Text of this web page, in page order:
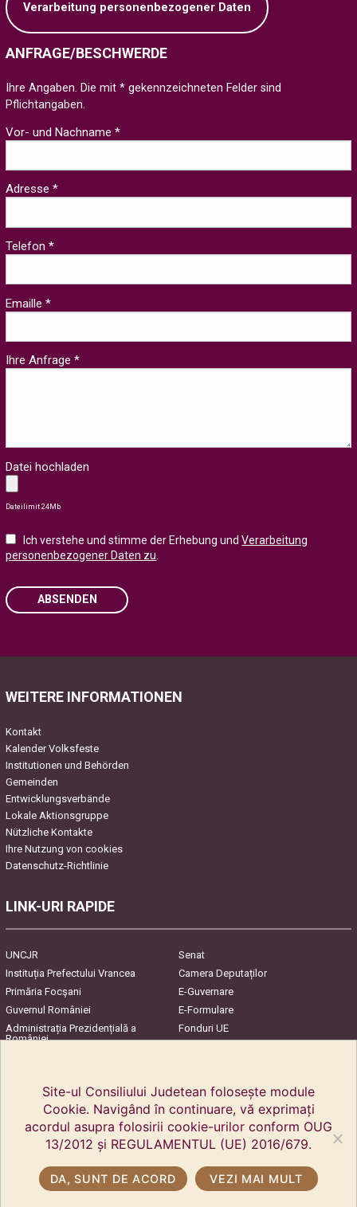
Verarbeitung personenbezogener Daten
ANFRAGE/BESCHWERDE
Ihre Angaben. Die mit * gekennzeichneten Felder sind
Pflichtangaben.
Vor- und Nachname *
Adresse *
Telefon *
Emaille *
Ihre Anfrage *
Datei hochladen
Dateilimit 24Mb
Ich verstehe und stimme der Erhebung undVerarbeitung
personenbezogener Daten zu
ABSENDEN
WEITERE INFORMATIONEN
Kontakt
Kalender Volksfeste
Institutionen und Behörden
Gemeinden
Entwicklungsverbände
Lokale Aktionsgruppe
Nützliche Kontakte
Ihre Nutzung von cookies
Datenschutz-Richtlinie
LINK-URI RAPIDE
UNCJR
Senat
Instituția Prefectului Vrancea
Camera Deputaților
Primăria Focşani
E-Guvernare
Guvernul României
E-Formulare
Administrația Prezidențială a
României
Fonduri UE
Site-ul Consiliului Judetean folosește module
Cookie. Navigând în continuare, vă exprimați
acordul asupra folosirii cookie-urilor conform OUG
13/2012 și REGULAMENTUL (UE) 2016/679.
DA, SUNT DE ACORD VEZI MAI MULT